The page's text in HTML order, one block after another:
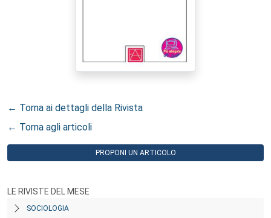
← Torna ai dettagli della Rivista
← Torna agli articoli
PROPONI UN ARTICOLO
LE RIVISTE DEL MESE
SOCIOLOGIA